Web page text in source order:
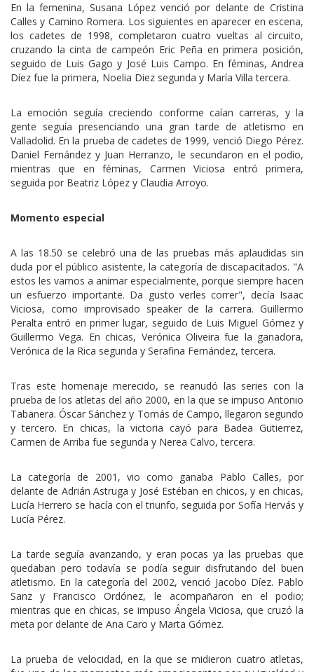
En la femenina, Susana López venció por delante de Cristina
Calles y Camino Romera. Los siguientes en aparecer en escena,
los cadetes de 1998, completaron cuatro vueltas al circuito,
cruzando la cinta de campeón Eric Peña en primera posición,
seguido de Luis Gago y José Luis Campo. En féminas, Andrea
Díez fue la primera, Noelia Diez segunda y María Villa tercera.
La emoción seguía creciendo conforme caían carreras, y la
gente seguía presenciando una gran tarde de atletismo en
Valladolid. En la prueba de cadetes de 1999, venció Diego Pérez.
Daniel Fernández y Juan Herranzo, le secundaron en el podio,
mientras que en féminas, Carmen Viciosa entró primera,
seguida por Beatriz López y Claudia Arroyo.
Momento especial
A las 18.50 se celebró una de las pruebas más aplaudidas sin
duda por el público asistente, la categoría de discapacitados. "A
estos les vamos a animar especialmente, porque siempre hacen
un esfuerzo importante. Da gusto verles correr", decía Isaac
Viciosa, como improvisado speaker de la carrera. Guillermo
Peralta entró en primer lugar, seguido de Luis Miguel Gómez y
Guillermo Vega. En chicas, Verónica Oliveira fue la ganadora,
Verónica de la Rica segunda y Serafina Fernández, tercera.
Tras este homenaje merecido, se reanudó las series con la
prueba de los atletas del año 2000, en la que se impuso Antonio
Tabanera. Óscar Sánchez y Tomás de Campo, llegaron segundo
y tercero. En chicas, la victoria cayó para Badea Gutierrez,
Carmen de Arriba fue segunda y Nerea Calvo, tercera.
La categoría de 2001, vio como ganaba Pablo Calles, por
delante de Adrián Astruga y José Estéban en chicos, y en chicas,
Lucía Herrero se hacía con el triunfo, seguida por Sofía Hervás y
Lucía Pérez.
La tarde seguía avanzando, y eran pocas ya las pruebas que
quedaban pero todavía se podía seguir disfrutando del buen
atletismo. En la categoría del 2002, venció Jacobo Díez. Pablo
Sanz y Francisco Ordónez, le acompañaron en el podio;
mientras que en chicas, se impuso Ángela Viciosa, que cruzó la
meta por delante de Ana Caro y Marta Gómez.
La prueba de velocidad, en la que se midieron cuatro atletas,